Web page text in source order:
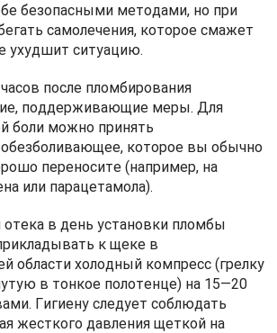
безопасными методами, но при
самолечения, которое смажет
ухудшит ситуацию.
после пломбирования
поддерживающие меры. Для
боли можно принять
которое вы обычно
переносите (например, на
или парацетамола).
в день установки пломбы
к щеке в
области холодный компресс (грелку
в тонкое полотенце) на 15—20
Гигиену следует соблюдать
жесткого давления щеткой на